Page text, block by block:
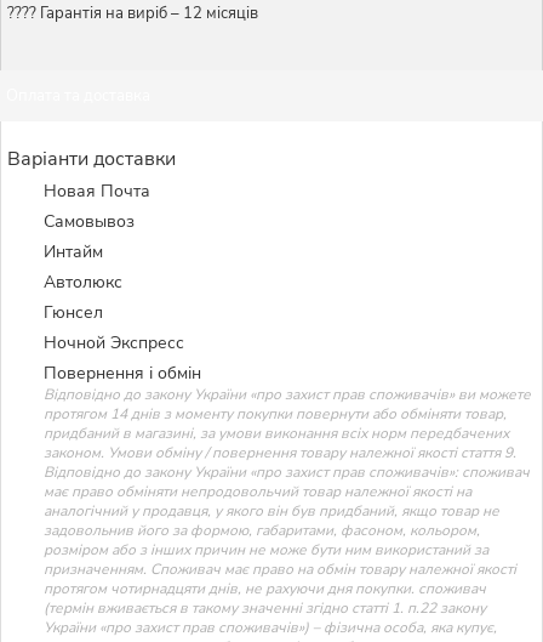
???? Гарантія на виріб – 12 місяців
Варіанти доставки
Новая Почта
Самовывоз
Интайм
Автолюкс
Гюнсел
Ночной Экспресс
Повернення і обмін
Відповідно до закону України «про захист прав споживачів» ви можете
протягом 14 днів з моменту покупки повернути або обміняти товар,
придбаний в магазині, за умови виконання всіх норм передбачених
законом. Умови обміну / повернення товару належної якості стаття 9.
Відповідно до закону України «про захист прав споживачів»: споживач
має право обміняти непродовольчий товар належної якості на
аналогічний у продавця, у якого він був придбаний, якщо товар не
задовольнив його за формою, габаритами, фасоном, кольором,
розміром або з інших причин не може бути ним використаний за
призначенням. Споживач має право на обмін товару належної якості
протягом чотирнадцяти днів, не рахуючи дня покупки. споживач
(термін вживається в такому значенні згідно статті 1. п.22 закону
України «про захист прав споживачів») – фізична особа, яка купує,